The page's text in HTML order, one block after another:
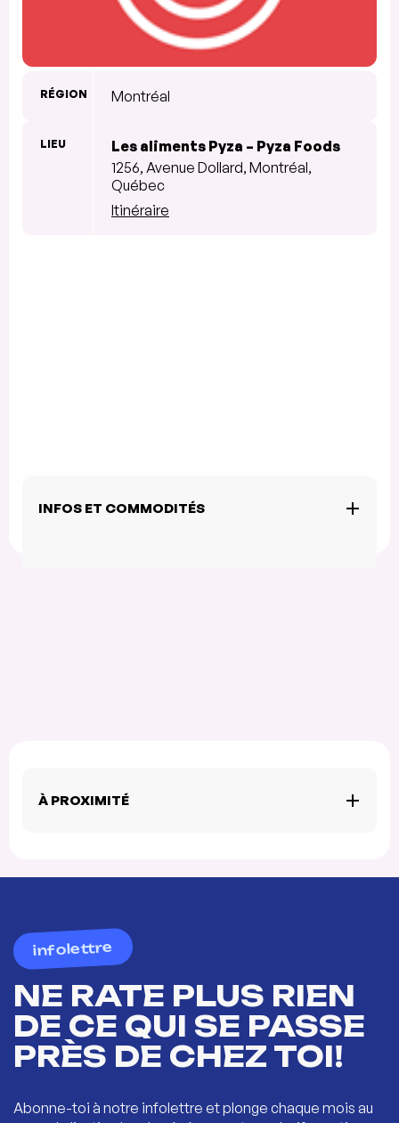
RÉGION Montréal
LIEU
Les aliments Pyza – Pyza Foods
1256, Avenue Dollard, Montréal,
Québec
Itinéraire
INFOS ET COMMODITÉS
À PROXIMITÉ
infolettre
NE RATE PLUS RIEN
DE CE QUI SE PASSE
PRÈS DE CHEZ TOI!
Abonne-toi à notre infolettre et plonge chaque mois au